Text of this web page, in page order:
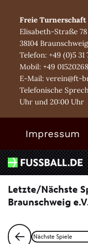
Freie Turnerschaft
Elisabeth-Straße 78
38104 Braunschweig
Telefon: +49 (0)5 31
Mobil: +49
E-Mail: verein@ft-
Telefonische
Uhr und 20:00 Uhr
Impressum